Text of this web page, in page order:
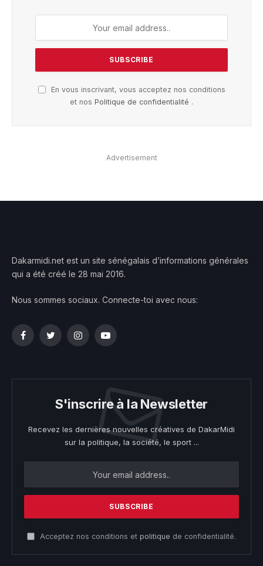
En vous inscrivant, vous acceptez nos conditions
et nos Politique de confidentialité .
Advertisement
Dakarmidi.net est un site sénégalais d’informations générales
qui a été créé le 28 mai 2016.
Nous sommes sociaux. Connecte-toi avec nous:
FacebookTwitterInstagramYouTube
S'inscrire à la Newsletter
Recevez les dernières nouvelles créatives de DakarMidi
sur la politique, la société, le sport ...
Acceptez nos conditions et politique de confidentialité.